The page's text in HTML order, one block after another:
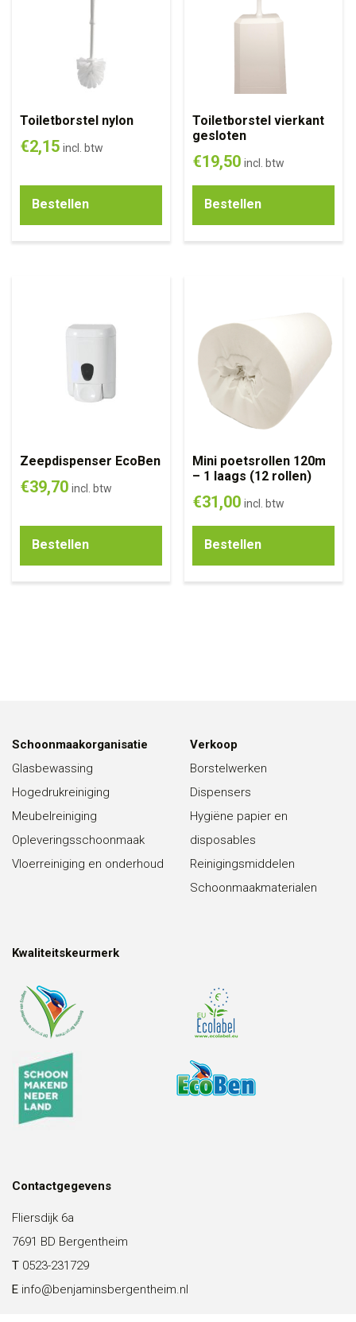
Toiletborstel nylon
€2,15 incl. btw
Bestellen
Toiletborstel vierkant
gesloten
€19,50 incl. btw
Bestellen
Zeepdispenser EcoBen
€39,70 incl. btw
Bestellen
Mini poetsrollen 120m
– 1 laags (12 rollen)
€31,00 incl. btw
Bestellen
Schoonmaakorganisatie
Glasbewassing
Hogedrukreiniging
Meubelreiniging
Opleveringsschoonmaak
Vloerreiniging en onderhoud
Verkoop
Borstelwerken
Dispensers
Hygiëne papier en
disposables
Reinigingsmiddelen
Schoonmaakmaterialen
Kwaliteitskeurmerk
Contactgegevens
Fliersdijk 6a
7691 BD Bergentheim
T 0523-231729
E info@benjaminsbergentheim.nl